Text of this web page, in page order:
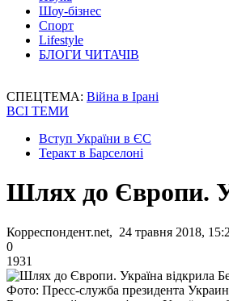
Шоу-бізнес
Спорт
Lifestyle
БЛОГИ ЧИТАЧІВ
СПЕЦТЕМА: Війна в Ірані
ВСІ ТЕМИ
Вступ України в ЄС
Теракт в Барселоні
Шлях до Європи.
Корреспондент.net, 24 травня 2018,
0
1931
Фото: Пресс-служба президента